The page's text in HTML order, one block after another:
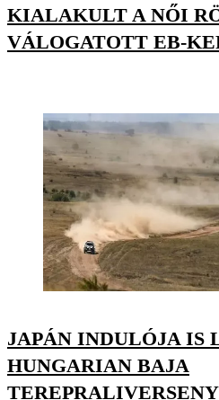
KIALAKULT A NŐI
VÁLOGATOTT EB-
JAPÁN INDULÓJA IS
HUNGARIAN BAJA